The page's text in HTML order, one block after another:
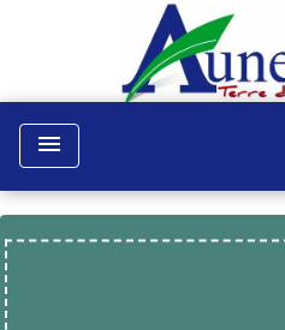
menu